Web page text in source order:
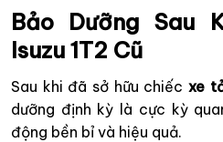
Bảo Dưỡng Sau
Isuzu 1T2 Cũ
Sau khi đã sở hữu chiếc xe
dưỡng định kỳ là cực kỳ
động bền bỉ và hiệu quả.